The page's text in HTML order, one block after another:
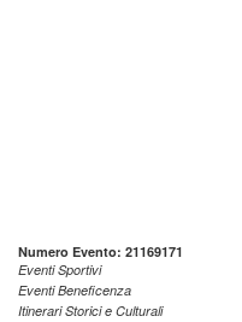
Numero Evento: 21169171
Eventi Sportivi
Eventi Beneficenza
Itinerari Storici e Culturali